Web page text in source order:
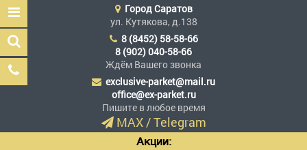
Эксклюзив Паркет
Мы сделали эксклюзив
доступным
ГородСаратов
ул. Кутякова, д.138
8 (8452) 58-58-66
8 (902) 040-58-66
Ждём Вашего звонка
exclusive-parket@mail.ru
office@ex-parket.ru
Пишите в любое время
MAX/Telegram
Акции: